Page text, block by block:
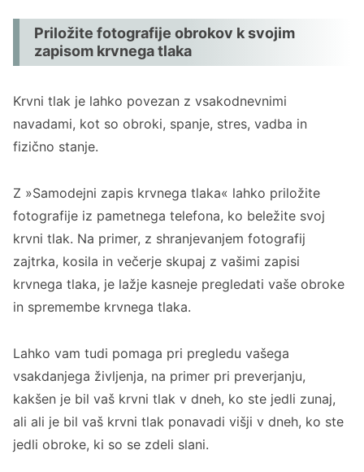
Priložite fotografije obrokov k svojim
zapisom krvnega tlaka
Krvni tlak je lahko povezan z vsakodnevnimi
navadami, kot so obroki, spanje, stres, vadba in
fizično stanje.
Z »Samodejni zapis krvnega tlaka« lahko priložite
fotografije iz pametnega telefona, ko beležite svoj
krvni tlak. Na primer, z shranjevanjem fotografij
zajtrka, kosila in večerje skupaj z vašimi zapisi
krvnega tlaka, je lažje kasneje pregledati vaše obroke
in spremembe krvnega tlaka.
Lahko vam tudi pomaga pri pregledu vašega
vsakdanjega življenja, na primer pri preverjanju,
kakšen je bil vaš krvni tlak v dneh, ko ste jedli zunaj,
ali ali je bil vaš krvni tlak ponavadi višji v dneh, ko ste
jedli obroke, ki so se zdeli slani.